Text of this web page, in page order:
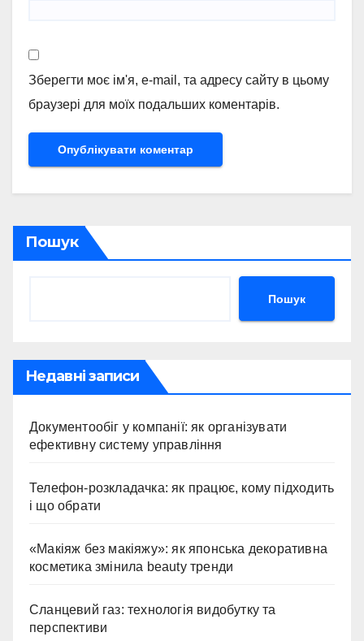
Зберегти моє ім'я, e-mail, та адресу сайту в цьому
браузері для моїх подальших коментарів.
Пошук
Пошук
Недавні записи
Документообіг у компанії: як організувати
ефективну систему управління
Телефон-розкладачка: як працює, кому підходить
і що обрати
«Макіяж без макіяжу»: як японська декоративна
косметика змінила beauty тренди
Сланцевий газ: технологія видобутку та
перспективи